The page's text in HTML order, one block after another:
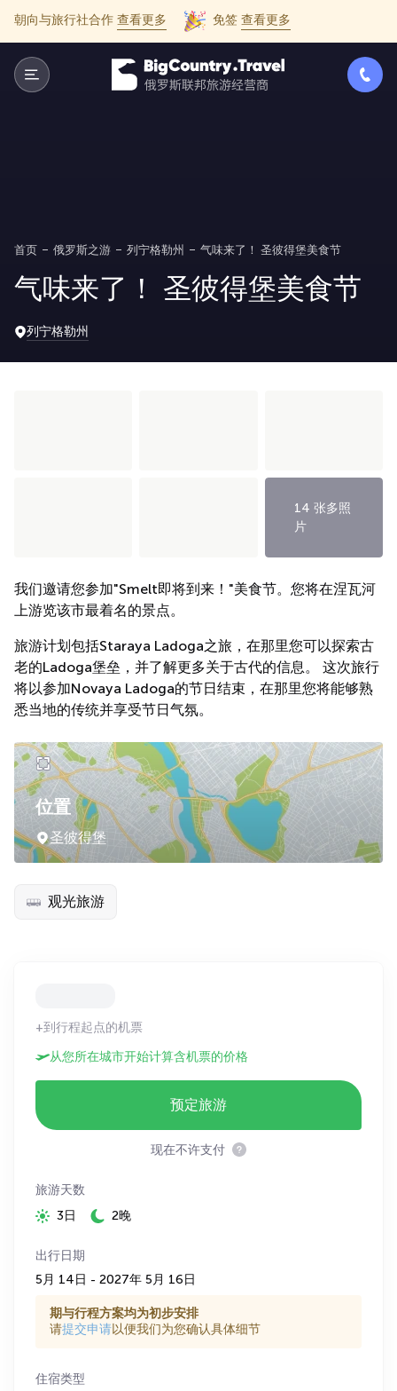
朝向与旅行社合作 查看更多 免签 查看更多
首页 俄罗斯之游 列宁格勒州 气味来了！ 圣彼得堡美食节
气味来了！ 圣彼得堡美食节
列宁格勒州
14 张多照
片
我们邀请您参加"Smelt即将到来！"美食节。您将在涅瓦河
上游览该市最着名的景点。
旅游计划包括Staraya Ladoga之旅，在那里您可以探索古
老的Ladoga堡垒，并了解更多关于古代的信息。 这次旅行
将以参加Novaya Ladoga的节日结束，在那里您将能够熟
悉当地的传统并享受节日气氛。
位置
圣彼得堡
观光旅游
+到行程起点的机票
从您所在城市开始计算含机票的价格
预定旅游
现在不许支付
旅游天数
3日
2晚
出行日期
5月 14日 - 2027年 5月 16日
期与行程方案均为初步安排
请提交申请以便我们为您确认具体细节
住宿类型